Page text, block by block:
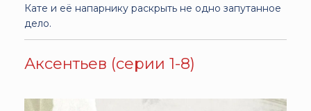
Кате и её напарнику раскрыть не одно запутанное
дело.
Аксентьев (серии 1-8)